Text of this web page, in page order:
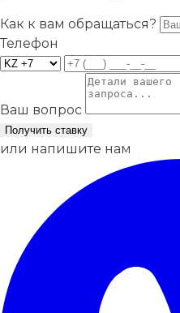
Как к вам обращаться?
Телефон
Ваш вопрос
Получить ставку
или напишите нам